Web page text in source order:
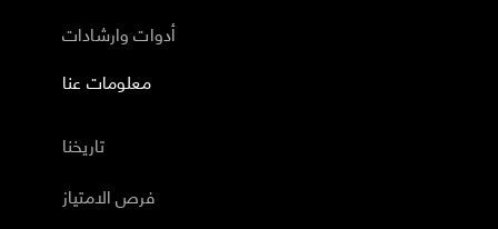
أدوات وارشادات
معلومات عنا
تاريخنا
فرص الامتياز